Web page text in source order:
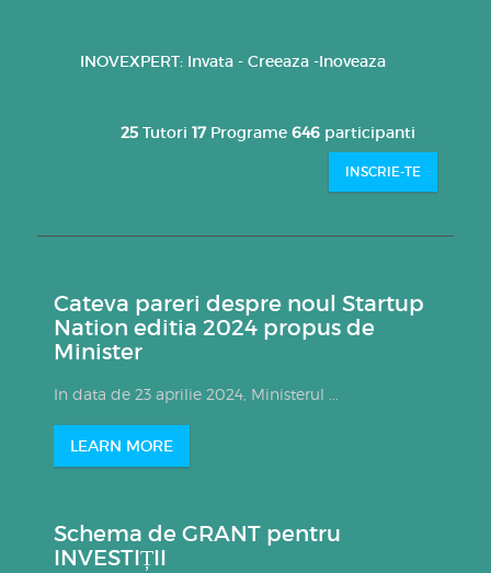
INOVEXPERT: Invata - Creeaza -Inoveaza
25 Tutori17 Programe646 participanti
INSCRIE-TE
Cateva pareri despre noul Startup
Nation editia 2024 propus de
Minister
In data de 23 aprilie 2024, Ministerul ...
LEARN MORE
Schema de GRANT pentru
INVESTIȚII